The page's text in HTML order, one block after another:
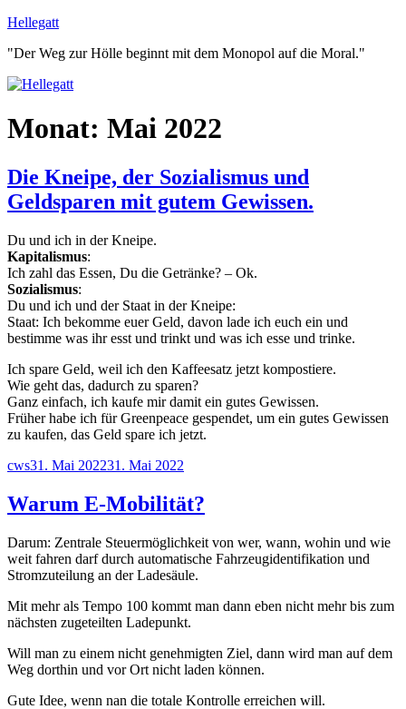
Zum
springen
Hellegatt
"Der Weg zur Hölle beginnt mit dem Monopol auf die Moral."
Monat: Mai 2022
Die Kneipe, der Sozialismus und
Geldsparen mit gutem Gewissen.
Du und ich in der Kneipe.
Kapitalismus:
Ich zahl das Essen, Du die Getränke? – Ok.
Sozialismus:
Du und ich und der Staat in der Kneipe:
Staat: Ich bekomme euer Geld, davon lade ich euch ein und
bestimme was ihr esst und trinkt und was ich esse und trinke.
Ich spare Geld, weil ich den Kaffeesatz jetzt kompostiere.
Wie geht das, dadurch zu sparen?
Ganz einfach, ich kaufe mir damit ein gutes Gewissen.
Früher habe ich für Greenpeace gespendet, um ein gutes Gewissen
zu kaufen, das Geld spare ich jetzt.
Autor
cwsVeröffentlicht
31. Mai 202231. Mai 2022
Warum E-Mobilität?
Darum: Zentrale Steuermöglichkeit von wer, wann, wohin und wie
weit fahren darf durch automatische Fahrzeugidentifikation und
Stromzuteilung an der Ladesäule.
Mit mehr als Tempo 100 kommt man dann eben nicht mehr bis zum
nächsten zugeteilten Ladepunkt.
Will man zu einem nicht genehmigten Ziel, dann wird man auf dem
Weg dorthin und vor Ort nicht laden können.
Gute Idee, wenn nan die totale Kontrolle erreichen will.